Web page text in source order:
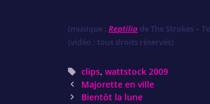
(musique : Reptilia de The Strokes –
(vidéo : tous droits réservés)
Tags
clips, wattstock 2009
Post
navigation
Majorette en ville
Bientôt la lune